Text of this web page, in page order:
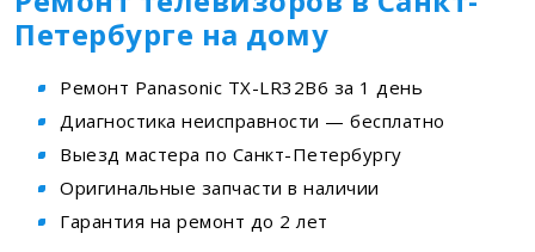
Петербурге на дому
Ремонт Panasonic TX-LR32B6 за 1 день
Диагностика неисправности — бесплатно
Выезд мастера по Санкт-Петербургу
Оригинальные запчасти в наличии
Гарантия на ремонт до 2 лет